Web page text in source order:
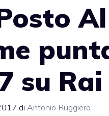
su Rai
di Antonio Ruggiero